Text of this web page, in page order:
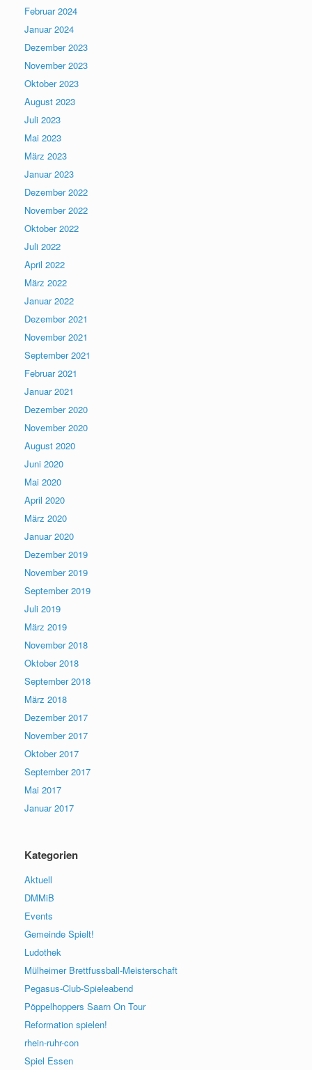
Februar 2024
Januar 2024
Dezember 2023
November 2023
Oktober 2023
August 2023
Juli 2023
Mai 2023
März 2023
Januar 2023
Dezember 2022
November 2022
Oktober 2022
Juli 2022
April 2022
März 2022
Januar 2022
Dezember 2021
November 2021
September 2021
Februar 2021
Januar 2021
Dezember 2020
November 2020
August 2020
Juni 2020
Mai 2020
April 2020
März 2020
Januar 2020
Dezember 2019
November 2019
September 2019
Juli 2019
März 2019
November 2018
Oktober 2018
September 2018
März 2018
Dezember 2017
November 2017
Oktober 2017
September 2017
Mai 2017
Januar 2017
Kategorien
Aktuell
DMMiB
Events
Gemeinde Spielt!
Ludothek
Mülheimer Brettfussball-Meisterschaft
Pegasus-Club-Spieleabend
Pöppelhoppers Saarn On Tour
Reformation spielen!
rhein-ruhr-con
Spiel Essen